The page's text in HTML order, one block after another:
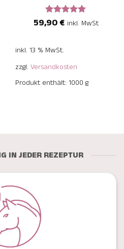
Bewertet
mit
59,90€ inkl. MwSt
inkl. 13 % MwSt.
zzgl. Versandkosten
Produkt enthält: 1000 g
IN JEDER REZEPTUR